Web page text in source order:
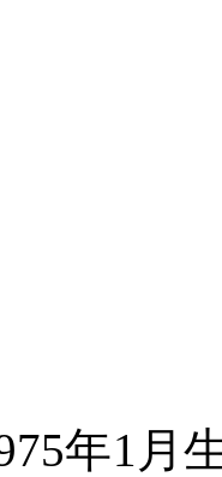
年1月